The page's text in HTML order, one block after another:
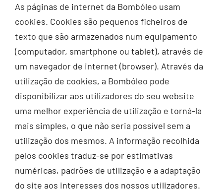
As páginas de internet da Bombóleo usam
cookies. Cookies são pequenos ficheiros de
texto que são armazenados num equipamento
(computador, smartphone ou tablet), através de
um navegador de internet (browser). Através da
utilização de cookies, a Bombóleo pode
disponibilizar aos utilizadores do seu website
uma melhor experiência de utilização e torná-la
mais simples, o que não seria possível sem a
utilização dos mesmos. A informação recolhida
pelos cookies traduz-se por estimativas
numéricas, padrões de utilização e a adaptação
do site aos interesses dos nossos utilizadores.